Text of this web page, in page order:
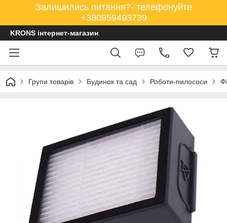
Залишились питання?- телефонуйте
+380959493739
KRONS інтернет-магазин
Групи товарів Будинок та сад Роботи-пилососи